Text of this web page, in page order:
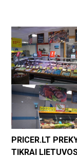
PRICER.LT
TIKRAI